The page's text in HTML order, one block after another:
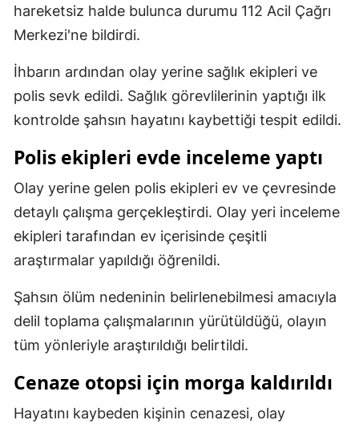
Kırşehir
Kütahya
Malatya
Manisa
Kahramanmaraş
Mardin
Nevşehir
Niğde
Ordu
hareketsiz halde bulunca durumu 112 Acil Çağrı
Merkezi'ne bildirdi.
İhbarın ardından olay yerine sağlık ekipleri ve
polis sevk edildi. Sağlık görevlilerinin yaptığı ilk
kontrolde şahsın hayatını kaybettiği tespit edildi.
Polis ekipleri evde inceleme yaptı
Olay yerine gelen polis ekipleri ev ve çevresinde
detaylı çalışma gerçekleştirdi. Olay yeri inceleme
ekipleri tarafından ev içerisinde çeşitli
araştırmalar yapıldığı öğrenildi.
Şahsın ölüm nedeninin belirlenebilmesi amacıyla
delil toplama çalışmalarının yürütüldüğü, olayın
tüm yönleriyle araştırıldığı belirtildi.
Cenaze otopsi için morga kaldırıldı
Hayatını kaybeden kişinin cenazesi, olay